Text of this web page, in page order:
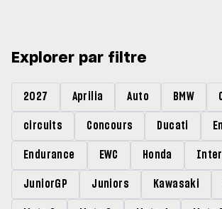
Explorer par filtre
2027 Aprilia Auto BMW
circuits Concours Ducati
Endurance EWC Honda
JuniorGP Juniors Kawasaki